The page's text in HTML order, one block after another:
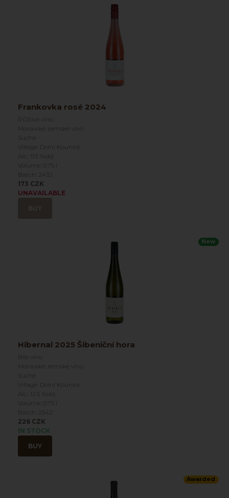
Frankovka rosé 2024
Růžové víno
Moravské zemské víno
Suché
Village: Dolní Kounice
Alc.: 11.5 %obj
Volume: 0.75 l
Batch: 2432
173 CZK
UNAVAILABLE
New
Hibernal 2025 Šibeniční hora
Bílé víno
Moravské zemské víno
Suché
Village: Dolní Kounice
Alc.: 12.5 %obj
Volume: 0.75 l
Batch: 2542
226 CZK
IN STOCK
BUY
Awarded